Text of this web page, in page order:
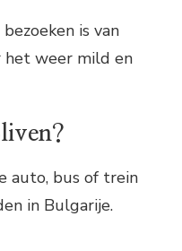
is van
weer mild en
auto, bus of trein
in Bulgarije.